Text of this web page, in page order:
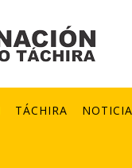
TÁCHIRA